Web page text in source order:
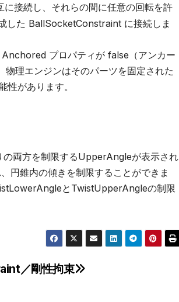
に接続し、それらの間に任意の回転を許
した BallSocketConstraint に接続しま
プロパティが false（アンカー
理エンジンはそのパーツを固定された
があります。
両方を制限するUpperAngleが表示され
円錐内の傾きを制限することができま
とTwistUpperAngleの制限
／剛性拘束